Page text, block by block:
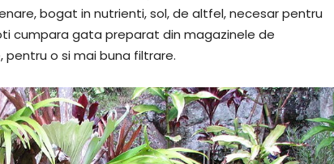
bogat in nutrienti, sol, de altfel, necesar pentru
cumpara gata preparat din magazinele de
o si mai buna filtrare.